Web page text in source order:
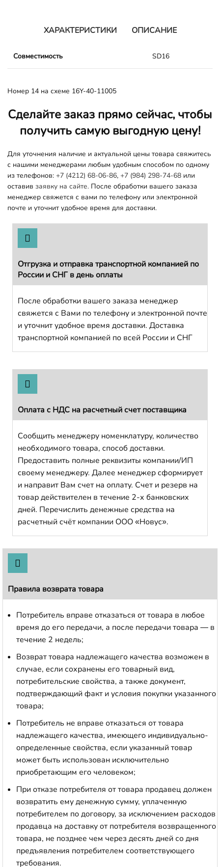
ХАРАКТЕРИСТИКИ ОПИСАНИЕ
Совместимость SD16
Номер 14 на схеме 16Y-40-11005
Сделайте заказ прямо сейчас, чтобы
получить самую выгодную цену!
Для уточнения наличие и актуальной цены товара свяжитесь
с нашими менеджерами любым удобным способом по одному
из телефонов: +7 (4212) 68-06-86, +7 (984) 298-74-68 или
оставив заявку на сайте. После обработки вашего заказа
менеджер свяжется с вами по телефону или электронной
почте и уточнит удобное время для доставки.
Отгрузка и отправка транспортной компанией по
России и СНГ в день оплаты
После обработки вашего заказа менеджер
свяжется с Вами по телефону и электронной почте
и уточнит удобное время доставки. Доставка
транспортной компанией по всей России и СНГ
Оплата с НДС на расчетный счет поставщика
Сообщить менеджеру номенклатуру, количество
необходимого товара, способ доставки.
Предоставить полные реквизиты компании/ИП
своему менеджеру. Далее менеджер сформирует
и направит Вам счет на оплату. Счет и резерв на
товар действителен в течение 2-х банковских
дней. Перечислить денежные средства на
расчетный счёт компании ООО «Новус».
Правила возврата товара
Потребитель вправе отказаться от товара в любое
время до его передачи, а после передачи товара — в
течение 2 недель;
Возврат товара надлежащего качества возможен в
случае, если сохранены его товарный вид,
потребительские свойства, а также документ,
подтверждающий факт и условия покупки указанного
товара;
Потребитель не вправе отказаться от товара
надлежащего качества, имеющего индивидуально-
определенные свойства, если указанный товар
может быть использован исключительно
приобретающим его человеком;
При отказе потребителя от товара продавец должен
возвратить ему денежную сумму, уплаченную
потребителем по договору, за исключением расходов
продавца на доставку от потребителя возвращенного
товара, не позднее чем через десять дней со дня
предъявления потребителем соответствующего
требования.